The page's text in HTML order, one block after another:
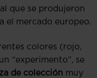
que se produjeron
el mercado europeo.
colores (rojo,
“experimento”, se
de colección muy